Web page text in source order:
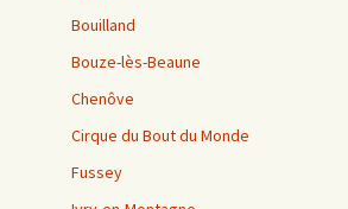
Bouilland
Bouze-lès-Beaune
Chenôve
Cirque du Bout du Monde
Fussey